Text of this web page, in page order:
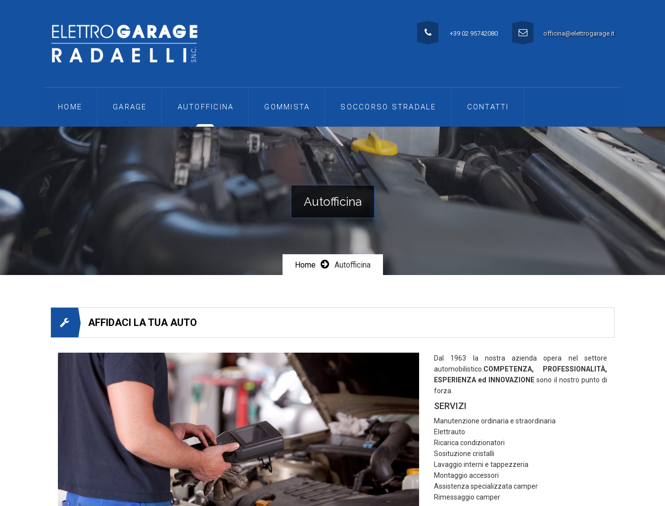
+39 02 95742080 officina@elettrogarage.it
HOME GARAGE AUTOFFICINA GOMMISTA SOCCORSO STRADALE CONTATTI
Autofficina
Home Autofficina
AFFIDACI LA TUA AUTO
Dal 1963 la nostra azienda opera nel settore
automobilistico. COMPETENZA, PROFESSIONALITÀ,
ESPERIENZA ed INNOVAZIONE sono il nostro punto di
forza.
SERVIZI
Manutenzione ordinaria e straordinaria
Elettrauto
Ricarica condizionatori
Sosituzione cristalli
Lavaggio interni e tappezzeria
Montaggio accessori
Assistenza specializzata camper
Rimessaggio camper